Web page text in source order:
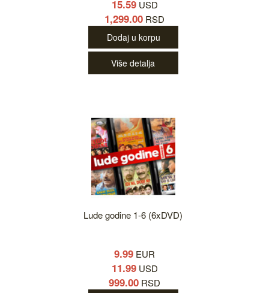
15.59USD
1,299.00 RSD
Dodaj u korpu
Više detalja
Lude godine 1-6 (6xDVD)
9.99 EUR
11.99USD
999.00 RSD